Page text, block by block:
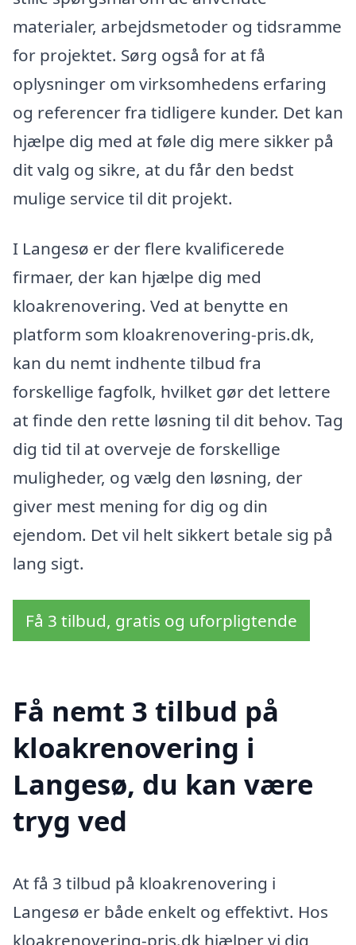
materialer, arbejdsmetoder og tidsramme
for projektet. Sørg også for at få
oplysninger om virksomhedens erfaring
og referencer fra tidligere kunder. Det kan
hjælpe dig med at føle dig mere sikker på
dit valg og sikre, at du får den bedst
mulige service til dit projekt.
I Langesø er der flere kvalificerede
firmaer, der kan hjælpe dig med
kloakrenovering. Ved at benytte en
platform som kloakrenovering-pris.dk,
kan du nemt indhente tilbud fra
forskellige fagfolk, hvilket gør det lettere
at finde den rette løsning til dit behov. Tag
dig tid til at overveje de forskellige
muligheder, og vælg den løsning, der
giver mest mening for dig og din
ejendom. Det vil helt sikkert betale sig på
lang sigt.
Få 3 tilbud, gratis og uforpligtende
Få nemt 3 tilbud på
kloakrenovering i
Langesø, du kan være
tryg ved
At få 3 tilbud på kloakrenovering i
Langesø er både enkelt og effektivt. Hos
kloakrenovering-pris.dk hjælper vi dig